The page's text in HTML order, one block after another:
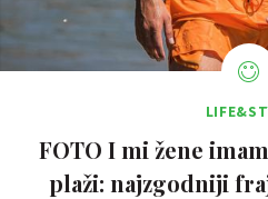
FOTO I mi žene
plaži: najzgodniji